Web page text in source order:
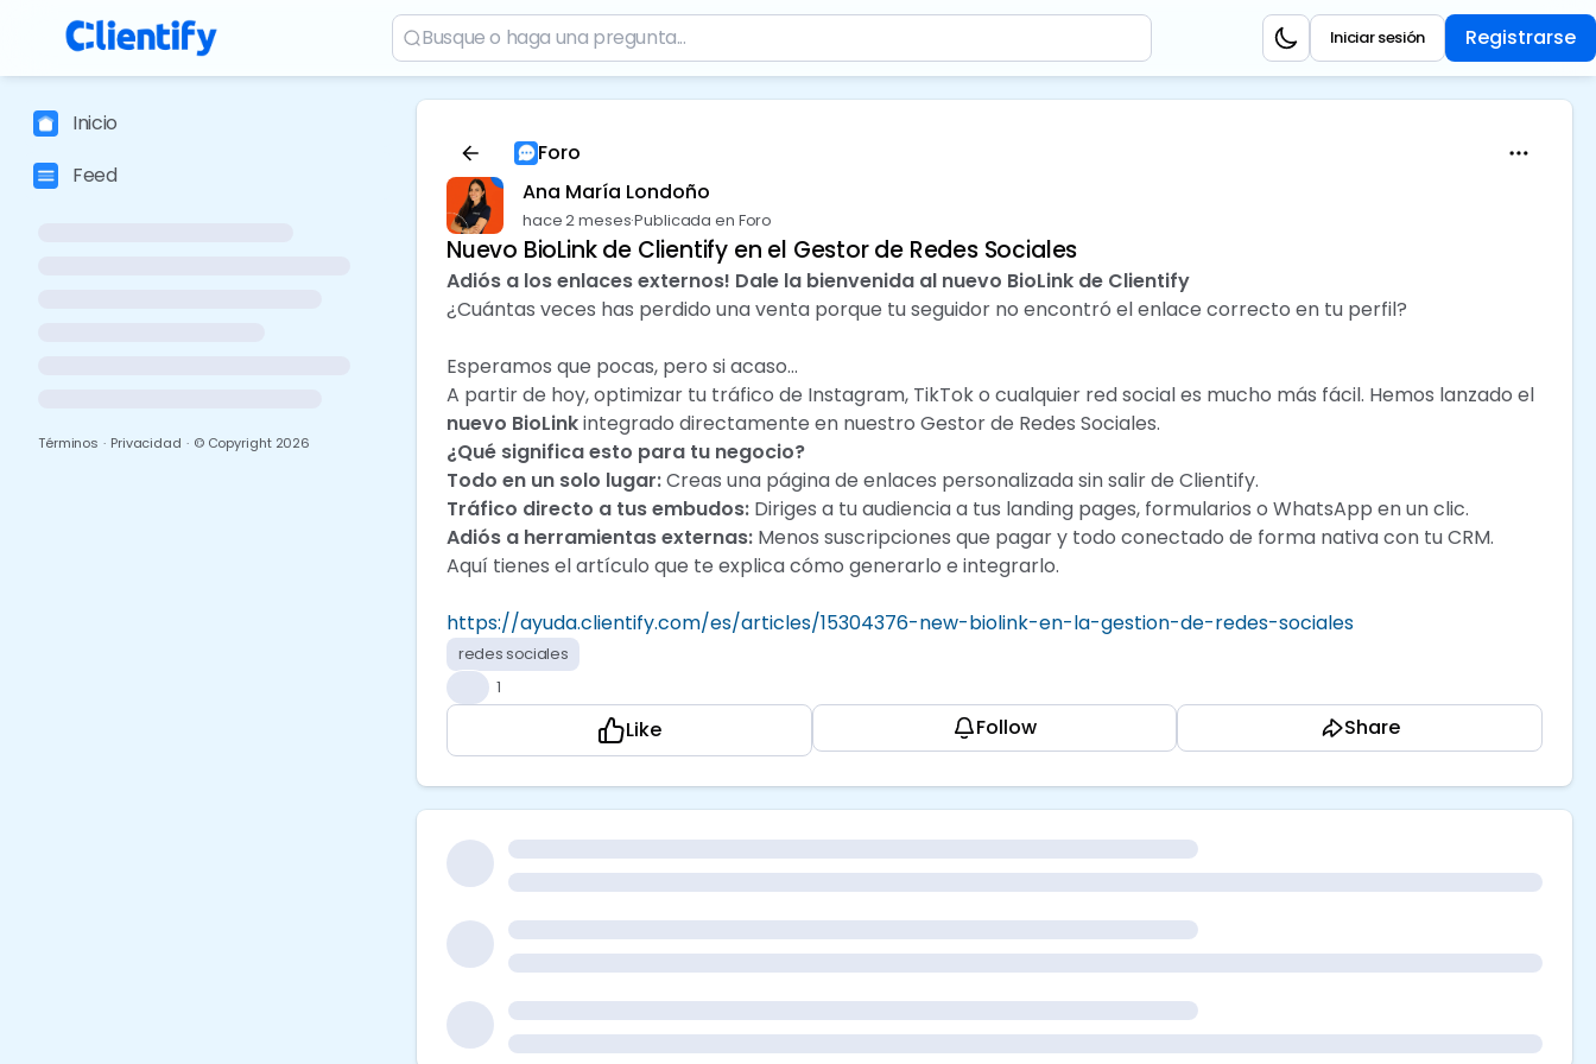
Registrarse
Iniciar sesión
Inicio
Feed
Términos · Privacidad · © Copyright 2026
Foro
Ana María Londoño
hace 2 meses·Publicada en Foro
Nuevo BioLink de Clientify en el Gestor de Redes Sociales
Adiós a los enlaces externos! Dale la bienvenida al nuevo BioLink de Clientify 💥
¿Cuántas veces has perdido una venta porque tu seguidor no encontró el enlace correcto en tu perfil?
Esperamos que pocas, pero si acaso...
A partir de hoy, optimizar tu tráfico de Instagram, TikTok o cualquier red social es mucho más fácil. Hemos lanzado el
nuevo BioLinkintegrado directamente en nuestro Gestor de Redes Sociales. 🚀
¿Qué significa esto para tu negocio?
Todo en un solo lugar:Creas una página de enlaces personalizada sin salir de Clientify.
Tráfico directo a tus embudos: Diriges a tu audiencia a tus landing pages, formularios o WhatsApp en un clic.
Adiós a herramientas externas: Menos suscripciones que pagar y todo conectado de forma nativa con tu CRM.
Aquí tienes el artículo que te explica cómo generarlo e integrarlo.
https://ayuda.clientify.com/es/articles/15304376-new-biolink-en-la-gestion-de-redes-sociales
redes sociales
1
Like Follow Share